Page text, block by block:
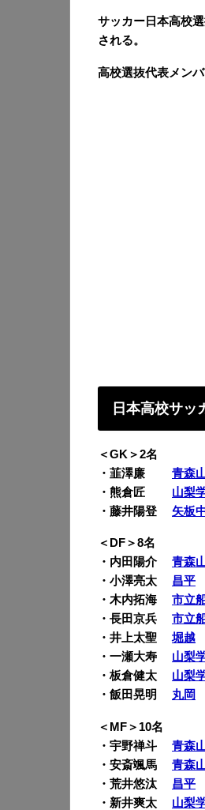
サッカー日本高校選
される。
高校選抜代表メン
日本高校サッ
＜GK＞2名
・韮澤廉 青森
・熊倉匠 山梨
・藤井陽登 矢板
＜DF＞8名
・内田陽介 青森
・小澤亮太 昌平
・木内拓海 市立
・長田京兵 市立
・井上太聖堀越
・一瀬大寿 山梨
・板倉健太 山梨
・飯田晃明 丸岡
＜MF＞10名
・宇野禅斗 青森
・安斎颯馬 青森
・荒井悠汰 昌平
・新井爽太 山梨